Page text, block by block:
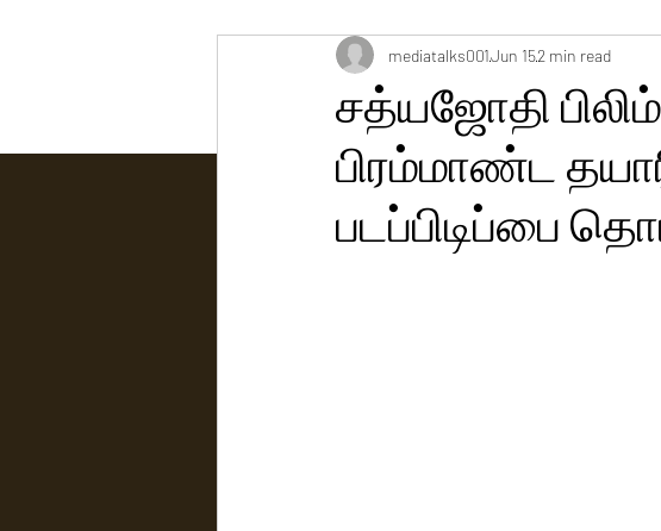
Movies Gallery Actress Gallery
Tv news
சத்யஜோதி
பிரம்மாண்ட
படப்பிடிப்பை
mediatalks001Jun 152 min read